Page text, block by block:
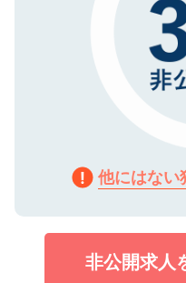
他にはない
非公開求人